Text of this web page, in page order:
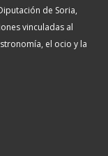
de Soria,
vinculadas al
el ocio y la